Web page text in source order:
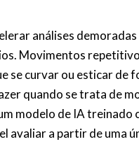
análises
Movimentos
se curvar ou esticar de
quando se trata de
modelo de IA treinado
avaliar a partir de uma